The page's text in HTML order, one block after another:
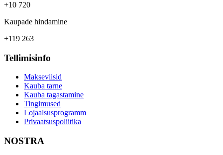
+10 720
Kaupade hindamine
+119 263
Tellimisinfo
Makseviisid
Kauba tarne
Kauba tagastamine
Tingimused
Lojaalsusprogramm
Privaatsuspoliitika
NOSTRA